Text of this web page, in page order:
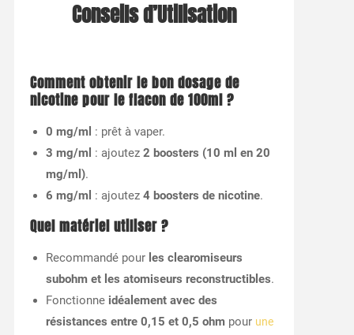
Conseils d’Utilisation
Comment obtenir le bon dosage de
nicotine pour le flacon de 100ml ?
0 mg/ml : prêt à vaper.
3 mg/ml : ajoutez 2 boosters (10 ml en 20
mg/ml).
6 mg/ml : ajoutez 4 boosters de nicotine.
Quel matériel utiliser ?
Recommandé pour les clearomiseurs
subohm et les atomiseurs reconstructibles.
Fonctionne idéalement avec des
résistances entre 0,15 et 0,5 ohmpour une